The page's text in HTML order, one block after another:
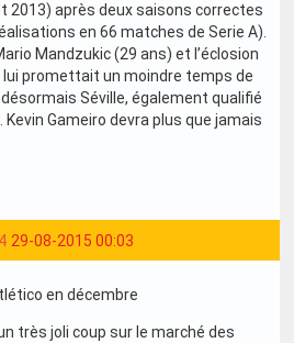
2013) après deux saisons correctes
en 66 matches de Serie A).
Mandzukic (29 ans) et l’éclosion
lui promettait un moindre temps de
Séville, également qualifié
Gameiro devra plus que jamais
29-08-2015 00:03
en décembre
très joli coup sur le marché des